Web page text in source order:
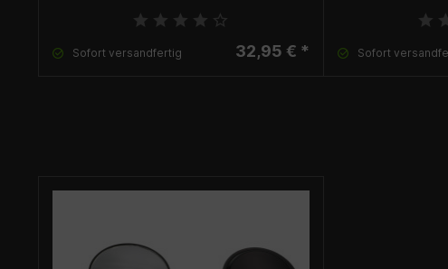
Sofort versandfertig 32,95 € * Sofort